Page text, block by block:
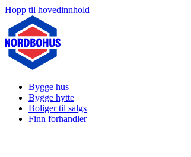
Hopp til hovedinnhold
Bygge hus
Bygge hytte
Boliger til salgs
Finn forhandler